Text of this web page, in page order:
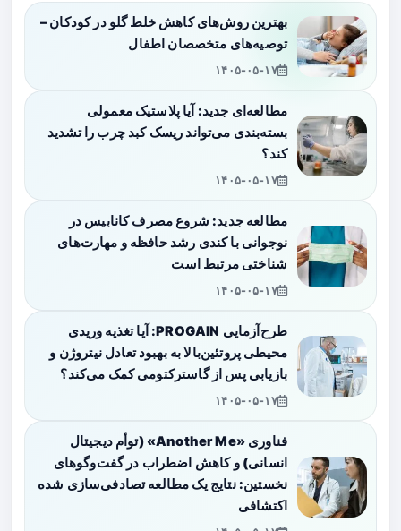
بهترین روش‌های کاهش خلط گلو در کودکان –
توصیه‌های متخصصان اطفال
۱۴۰۵-۰۵-۱۷
مطالعه‌ای جدید: آیا پلاستیک معمولی
بسته‌بندی می‌تواند ریسک کبد چرب را تشدید
کند؟
۱۴۰۵-۰۵-۱۷
مطالعه جدید: شروع مصرف کانابیس در
نوجوانی با کندی رشد حافظه و مهارت‌های
شناختی مرتبط است
۱۴۰۵-۰۵-۱۷
طرح‌آزمایی PROGAIN: آیا تغذیه وریدی
محیطی پروتئین‌بالا به بهبود تعادل نیتروژن و
بازیابی پس از گاسترکتومی کمک می‌کند؟
۱۴۰۵-۰۵-۱۷
فناوری «Another Me» (توأم دیجیتال
انسانی) و کاهش اضطراب در گفت‌وگوهای
نخستین: نتایج یک مطالعه تصادفی‌سازی شده
اکتشافی